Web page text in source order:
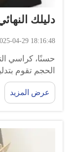
دليلك
04-29 18:16:48
حسنًا، كراسي
الحجم تقوم
في معرفة كيفية
للتدليك، اكتشف
كراسي التدليك
عرض المزيد